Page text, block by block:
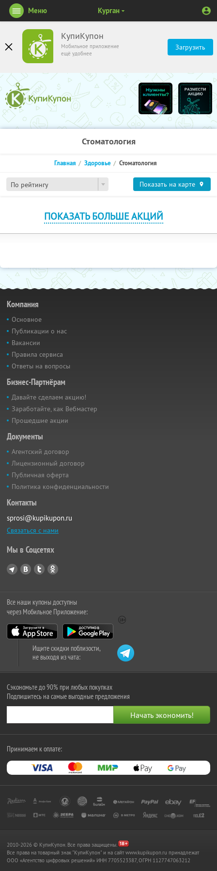
КупиКупон
Мобильное приложение
ещё удобнее
Загрузить
Меню Курган
Стоматология
По рейтингу
Главная Здоровье Стоматология
Показать на карте
ПОКАЗАТЬ БОЛЬШЕ АКЦИЙ
Компания
Основное
Публикации о нас
Вакансии
Правила сервиса
Ответы на вопросы
Бизнес-Партнёрам
Давайте сделаем акцию!
Заработайте, как Вебмастер
Прошедшие акции
Документы
Агентский договор
Лицензионный договор
Публичная оферта
Политика конфиденциальности
Контакты
sprosi@kupikupon.ru
Связаться с нами
Мы в Соцсетях
Все наши купоны доступны
через Мобильное Приложение:
Ищите скидки поблизости,
не выходя из чата:
Сэкономьте до 90% при любых покупках
Подпишитесь на самые выгодные предложения
Принимаем к оплате:
2010-2026 © КупиКупон. Все права защищены.
Все права на товарный знак "КупиКупон" и на сайт www.kupikupon.ru принадлежат
OOO «Агентство цифровых решений» ИНН 7705523387, ОГРН 1127747063212